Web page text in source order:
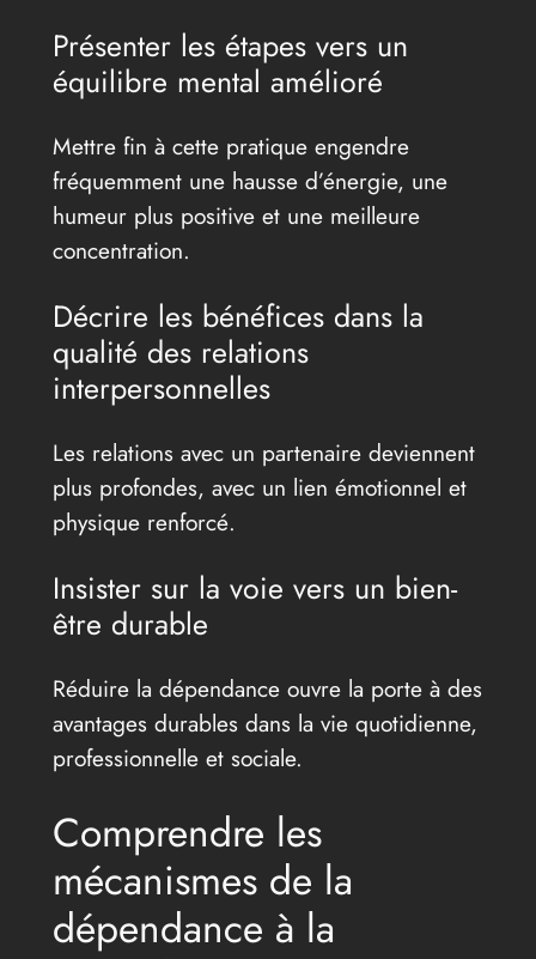
Présenter les étapes vers un
équilibre mental amélioré
Mettre fin à cette pratique engendre
fréquemment une hausse d’énergie, une
humeur plus positive et une meilleure
concentration.
Décrire les bénéfices dans la
qualité des relations
interpersonnelles
Les relations avec un partenaire deviennent
plus profondes, avec un lien émotionnel et
physique renforcé.
Insister sur la voie vers un bien-
être durable
Réduire la dépendance ouvre la porte à des
avantages durables dans la vie quotidienne,
professionnelle et sociale.
Comprendre les
mécanismes de la
dépendance à la